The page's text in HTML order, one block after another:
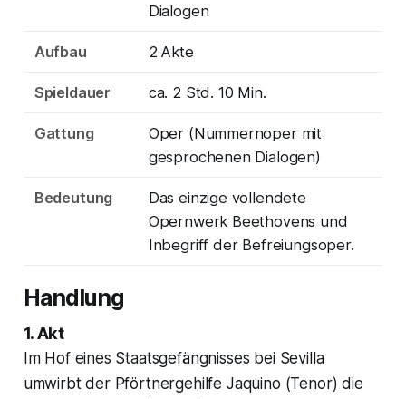
Dialogen
Aufbau 2 Akte
Spieldauer ca. 2 Std. 10 Min.
Gattung
Oper (Nummernoper mit
gesprochenen Dialogen)
Bedeutung
Das einzige vollendete
Opernwerk Beethovens und
Inbegriff der Befreiungsoper.
Handlung
1. Akt
Im Hof eines Staatsgefängnisses bei Sevilla
umwirbt der Pförtnergehilfe Jaquino (Tenor) die